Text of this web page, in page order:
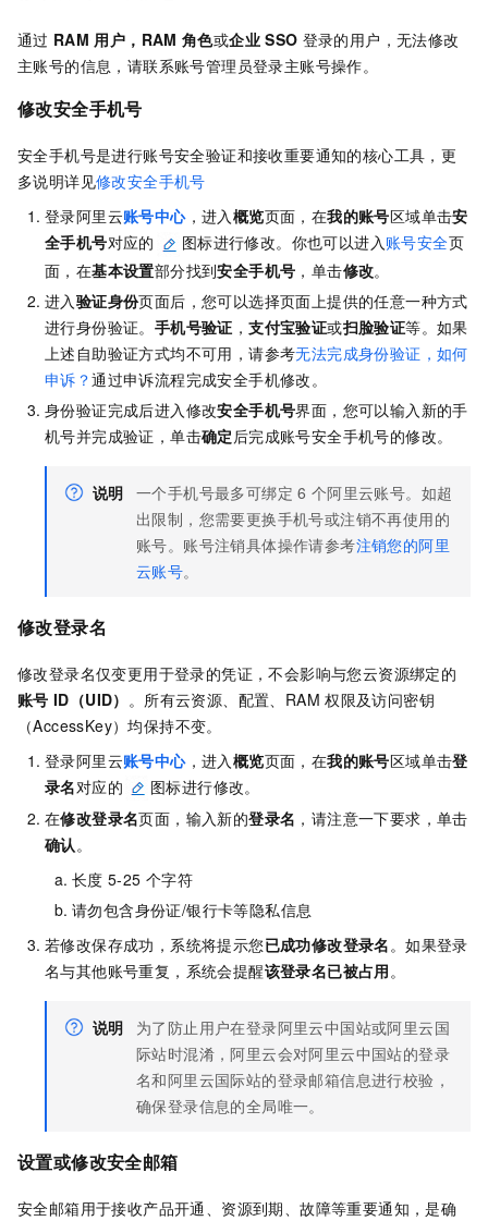
通过 RAM 用户，RAM 角色或企业 SSO 登录的用户，无法修改
主账号的信息，请联系账号管理员登录主账号操作。
修改安全手机号
安全手机号是进行账号安全验证和接收重要通知的核心工具，更
多说明详见修改安全手机号
登录阿里云账号中心，进入概览页面，在我的账号区域单击安
全手机号对应的 图标进行修改。你也可以进入账号安全页
面，在基本设置部分找到安全手机号 ，单击修改。
进入 验证身份页面后，您可以选择页面上提供的任意一种方式
进行身份验证。 手机号验证 ，支付宝验证或扫脸验证等。如果
上述自助验证方式均不可用，请参考无法完成身份验证，如何
申诉？通过申诉流程完成安全手机修改。
身份验证完成后进入修改安全手机号界面，您可以输入新的手
机号并完成验证，单击确定 后完成账号安全手机号的修改。
说明 一个手机号最多可绑定 6 个阿里云账号。如超
出限制，您需要更换手机号或注销不再使用的
账号。账号注销具体操作请参考注销您的阿里
云账号。
修改登录名
修改登录名仅变更用于登录的凭证，不会影响与您云资源绑定的
账号 ID（UID） 。所有云资源、配置、RAM 权限及访问密钥
（AccessKey）均保持不变。
登录阿里云账号中心，进入 概览页面，在我的账号区域单击登
录名对应的
图标进行修改。
在修改登录名页面，输入新的登录名 ，请注意一下要求，单击
确认。
长度 5-25 个字符
请勿包含身份证/银行卡等隐私信息
若修改保存成功，系统将提示您已成功修改登录名。如果登录
名与其他账号重复，系统会提醒该登录名已被占用。
说明
为了防止用户在登录阿里云中国站或阿里云国
际站时混淆，阿里云会对阿里云中国站的登录
名和阿里云国际站的登录邮箱信息进行校验，
确保登录信息的全局唯一。
设置或修改安全邮箱
安全邮箱用于接收产品开通、资源到期、故障等重要通知，是确